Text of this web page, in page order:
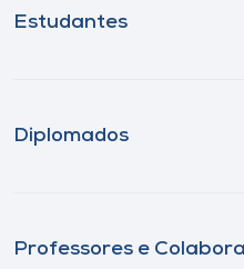
Estudantes
Diplomados
Professores e